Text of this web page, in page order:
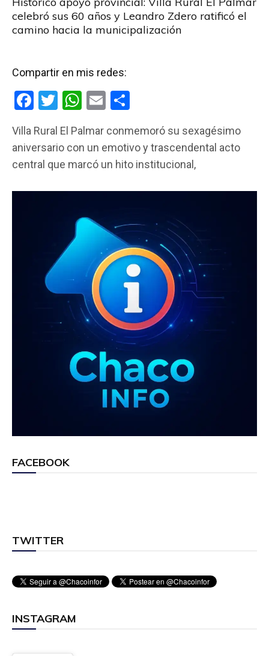
celebró sus 60 años y Leandro Zdero ratificó el
camino hacia la municipalización
Compartir en mis redes:
F
ce
b
o
T
tt
er
W
at
s
p
p
E
ail m
p
tir
Villa Rural El Palmar conmemoró su sexagésimo
aniversario con un emotivo y trascendental acto
central que marcó un hito institucional,
FACEBOOK
TWITTER
INSTAGRAM